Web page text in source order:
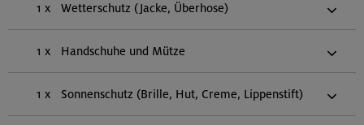
1 x Wetterschutz (Jacke, Überhose)
1 x Handschuhe und Mütze
1 x Sonnenschutz (Brille, Hut, Creme, Lippenstift)